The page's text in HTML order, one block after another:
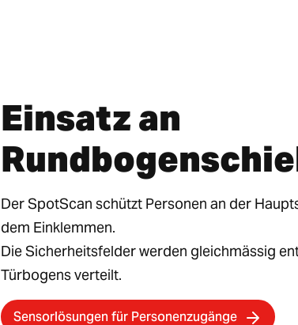
Einsatz an
Der SpotScan schützt Personen an der
dem Einklemmen.
Die Sicherheitsfelder werden gleichmässig
Türbogens verteilt.
Sensorlösungen für Personenzugänge